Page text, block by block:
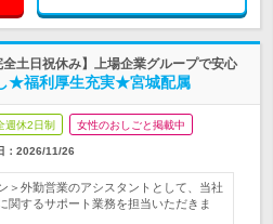
土日祝休み】上場企業グループで安心
★福利厚生充実★宮城配属
週休2日制 女性のおしごと掲載中
： 2026/11/26
＞外勤営業のアシスタントとして、当社
関するサポート業務を担当いただきま